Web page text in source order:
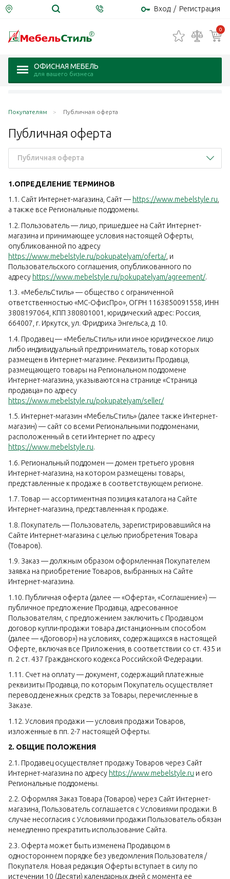
Вход / Регистрация
0
ОФИСНАЯ МЕБЕЛЬ
для вашего бизнеса
Покупателям Публичная оферта
Публичная оферта
Публичная оферта
1.ОПРЕДЕЛЕНИЕ ТЕРМИНОВ
1.1. Сайт Интернет-магазина, Сайт — https://www.mebelstyle.ru,
а также все Региональные поддомены.
1.2. Пользователь — лицо, пришедшее на Сайт Интернет-
магазина и принимающее условия настоящей Оферты,
опубликованной по адресу
https://www.mebelstyle.ru/pokupatelyam/oferta/ , и
Пользовательского соглашения, опубликованного по
адресу https://www.mebelstyle.ru/pokupatelyam/agreement/.
1.3. «МебельСтиль» — общество с ограниченной
ответственностью «МС-ОфисПро», ОГРН 1163850091558, ИНН
3808197064, КПП 380801001, юридический адрес: Россия,
664007, г. Иркутск, ул. Фридриха Энгельса, д. 10.
1.4. Продавец — «МебельСтиль» или иное юридическое лицо
либо индивидуальный предприниматель, товар которых
размещен в Интернет-магазине. Реквизиты Продавца,
размещающего товары на Региональном поддомене
Интернет-магазина, указываются на странице «Страница
продавца» по адресу
https://www.mebelstyle.ru/pokupatelyam/seller/
1.5. Интернет-магазин «МебельСтиль» (далее также Интернет-
магазин) — сайт со всеми Региональными поддоменами,
расположенный в сети Интернет по адресу
https://www.mebelstyle.ru.
1.6. Региональный поддомен — домен третьего уровня
Интернет-магазина, на котором размещены товары,
представленные к продаже в соответствующем регионе.
1.7. Товар — ассортиментная позиция каталога на Сайте
Интернет-магазина, представленная к продаже.
1.8. Покупатель — Пользователь, зарегистрировавшийся на
Сайте Интернет-магазина с целью приобретения Товара
(Товаров).
1.9. Заказ — должным образом оформленная Покупателем
заявка на приобретение Товаров, выбранных на Сайте
Интернет-магазина.
1.10. Публичная оферта (далее — «Оферта», «Соглашение») —
публичное предложение Продавца, адресованное
Пользователям, с предложением заключить с Продавцом
договор купли-продажи товара дистанционным способом
(далее — «Договор») на условиях, содержащихся в настоящей
Оферте, включая все Приложения, в соответствии со ст. 435 и
п. 2 ст. 437 Гражданского кодекса Российской Федерации.
1.11. Счет на оплату — документ, содержащий платежные
реквизиты Продавца, по которым Покупатель осуществляет
перевод денежных средств за Товары, перечисленные в
Заказе.
1.12. Условия продажи — условия продажи Товаров,
изложенные в пп. 2-7 настоящей Оферты.
2. ОБЩИЕ ПОЛОЖЕНИЯ
2.1. Продавец осуществляет продажу Товаров через Сайт
Интернет-магазина по адресу https://www.mebelstyle.ru и его
Региональные поддомены.
2.2. Оформляя Заказ Товара (Товаров) через Сайт Интернет-
магазина, Пользователь соглашается с Условиями продажи. В
случае несогласия с Условиями продажи Пользователь обязан
немедленно прекратить использование Сайта.
2.3. Оферта может быть изменена Продавцом в
одностороннем порядке без уведомления Пользователя /
Покупателя. Новая редакция Оферты вступает в силу по
истечении 10 (Десяти) календарных дней с момента ее